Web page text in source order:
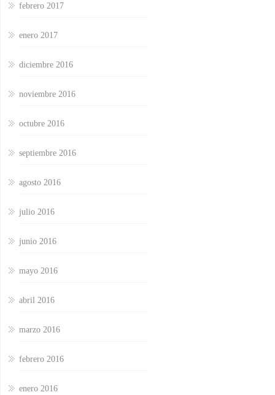
febrero 2017
enero 2017
diciembre 2016
noviembre 2016
octubre 2016
septiembre 2016
agosto 2016
julio 2016
junio 2016
mayo 2016
abril 2016
marzo 2016
febrero 2016
enero 2016